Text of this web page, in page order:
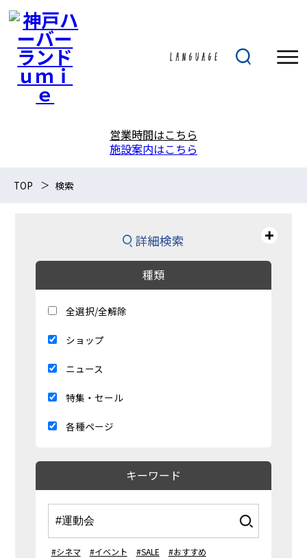
営業時間はこちら
施設案内はこちら
TOP 検索
詳細検索
種類
全選択/全解除
ショップ
ニュース
特集・セール
各種ページ
キーワード
#シネマ #イベント #SALE
#おすすめ